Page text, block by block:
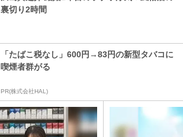
裏切り2時間
「たばこ税なし」600円→83円の新型タバコに
喫煙者群がる
PR(株式会社HAL)